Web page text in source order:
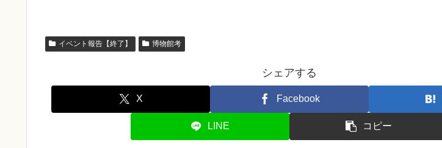
イベント報告【終了】 博物館考
シェアする
X Facebook
LINE コピー